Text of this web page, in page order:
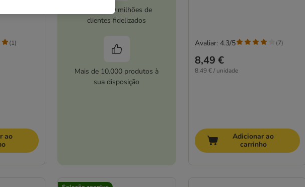
(1)
ao
Mais de 10 milhões de
clientes fidelizados
Mais de 10.000 produtos à
sua disposição
8,49 €
8,49 € / unidade
Avaliar: 4.3/5 (7)
Adicionar ao
carrinho